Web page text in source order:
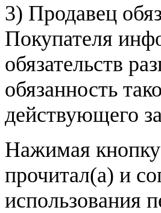
3) Продавец
Покупателя
обязательств
обязанность
действующего
Нажимая кнопку
прочитал(а) и
использования